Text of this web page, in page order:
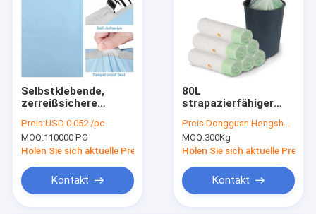
Selbstklebende,
zerreißsichere
mit einer Dicke von
0,077 mm LDPE Poly
Mailer
Preis:USD 0.052 /pc
MOQ:110000 PC
Holen Sie sich aktuelle Preis
Kontakt
80L
strapazierfähiger
Zugband,
anpassbarer Größe
und reißfestem
Preis:Dongguan Hengsheng Polybag
MOQ:300Kg
Holen Sie sich aktuelle Preis
Kontakt